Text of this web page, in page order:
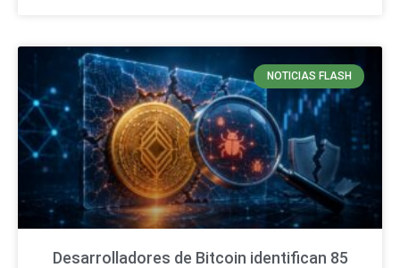
NOTICIAS FLASH
Desarrolladores de Bitcoin identifican 85